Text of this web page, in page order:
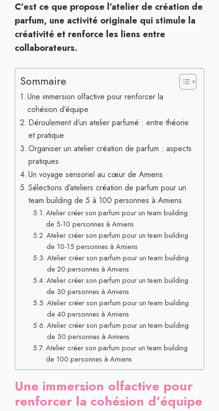
C’est ce que propose l’atelier de création de
parfum, une activité originale qui stimule la
créativité et renforce les liens entre
collaborateurs.
Sommaire
Une immersion olfactive pour renforcer la
cohésion d’équipe
Déroulement d’un atelier parfumé : entre théorie
et pratique
Organiser un atelier création de parfum : aspects
pratiques
Un voyage sensoriel au cœur de Amiens
Sélections d’ateliers création de parfum pour un
team building de 5 à 100 personnes à Amiens
Atelier créer son parfum pour un team building
de 5-10 personnes à Amiens
Atelier créer son parfum pour un team building
de 10-15 personnes à Amiens
Atelier créer son parfum pour un team building
de 20 personnes à Amiens
Atelier créer son parfum pour un team building
de 30 personnes à Amiens
Atelier créer son parfum pour un team building
de 40 personnes à Amiens
Atelier créer son parfum pour un team building
de 50 personnes à Amiens
Atelier créer son parfum pour un team building
de 100 personnes à Amiens
Une immersion olfactive pour
renforcer la cohésion d’équipe